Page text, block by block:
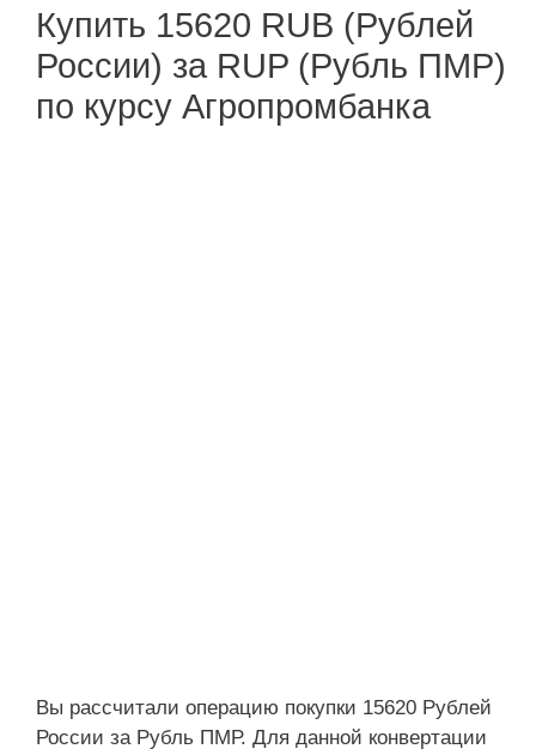
Купить 15620 RUB (Рублей
России) за RUP (Рубль ПМР)
по курсу Агропромбанка
Вы рассчитали операцию покупки 15620 Рублей
России за Рубль ПМР. Для данной конвертации